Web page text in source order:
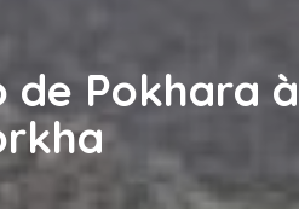
de Pokhara à